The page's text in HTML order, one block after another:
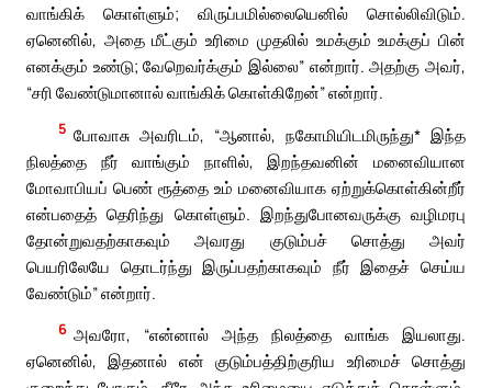
வாங்கிக் கொள்ளும்; விருப்பமில்லையெனில் சொல்லிவிடும்.
ஏனெனில், அதை மீட்கும் உரிமை முதலில் உமக்கும் உமக்குப் பின்
எனக்கும் உண்டு; வேறெவர்க்கும் இல்லை” என்றார். அதற்கு அவர்,
“சரி வேண்டுமானால் வாங்கிக் கொள்கிறேன்” என்றார்.
5 போவாசு அவரிடம், “ஆனால், நகோமியிடமிருந்து* இந்த
நிலத்தை நீர் வாங்கும் நாளில், இறந்தவனின் மனைவியான
மோவாபியப் பெண் ரூத்தை உம் மனைவியாக ஏற்றுக்கொள்கின்றீர்
என்பதைத் தெரிந்து கொள்ளும். இறந்துபோனவருக்கு வழிமரபு
தோன்றுவதற்காகவும் அவரது குடும்பச் சொத்து அவர்
பெயரிலேயே தொடர்ந்து இருப்பதற்காகவும் நீர் இதைச் செய்ய
வேண்டும்” என்றார்.
6 அவரோ, “என்னால் அந்த நிலத்தை வாங்க இயலாது.
ஏனெனில், இதனால் என் குடும்பத்திற்குரிய உரிமைச் சொத்து